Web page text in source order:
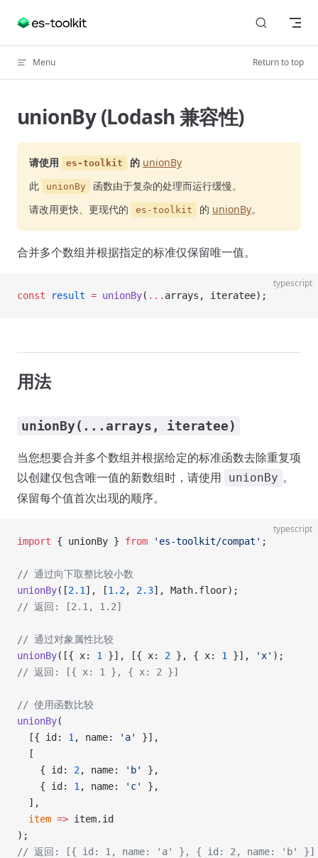
Skip to content
Menu Return to top
unionBy (Lodash 兼容性)
请使用 es-toolkit 的 unionBy
此
unionBy
函数由于复杂的处理而运行缓慢。
请改用更快、更现代的
es-toolkit 的 unionBy。
合并多个数组并根据指定的标准仅保留唯一值。
typescript
const result = unionBy( ... arrays, iteratee);
用法
unionBy(...arrays, iteratee)
当您想要合并多个数组并根据给定的标准函数去除重复项
以创建仅包含唯一值的新数组时，请使用
unionBy 。
保留每个值首次出现的顺序。
typescript
import { unionBy } from 'es-toolkit/compat' ;
// 通过向下取整比较小数
unionBy([2.1 ], [1.2, 2.3], Math.floor);
// 返回: [2.1, 1.2]
// 通过对象属性比较
unionBy([{ x: 1 }], [{ x: 2 }, { x: 1 }], 'x' );
// 返回: [{ x: 1 }, { x: 2 }]
// 使用函数比较
unionBy(
  [{ id:
1 , name: 'a'
}],
  [
    { id:
2, name: 'b'
},
    { id:
1 , name: 'c'
},
  ],
  item
=> item.id
);
// 返回: [{ id: 1, name: 'a' }, { id: 2, name: 'b' }]